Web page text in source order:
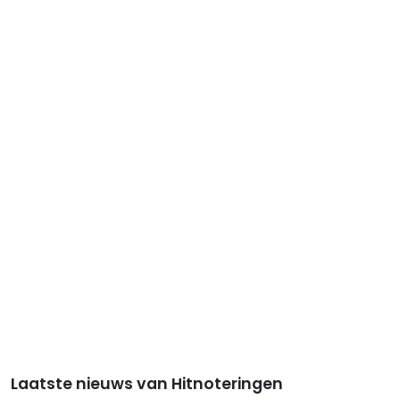
Laatste nieuws van Hitnoteringen